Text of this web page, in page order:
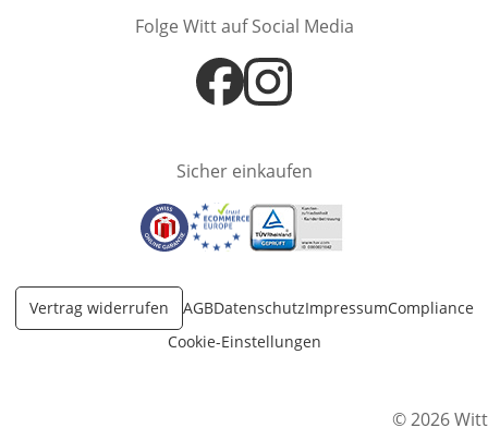
Folge Witt auf Social Media
Öffnet in neuem Fenster
Öffnet in neuem Fenster
Sicher einkaufen
Öffnet in neuem Fenster
Öffnet in neuem Fenster
Öffnet in neuem Fenster
Vertrag widerrufen AGBDatenschutzImpressumCompliance
Cookie-Einstellungen
© 2026 Witt